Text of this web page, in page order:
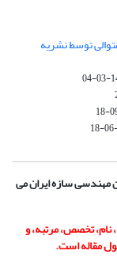
توسط نشریه
مهندسی سازه ایران می
تخصص، مرتبه، و
مقاله است.